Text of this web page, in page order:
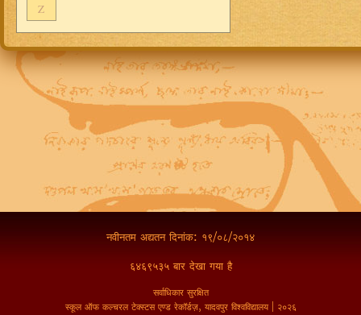
Z
नवीनतम अद्यतन दिनांक: १९/०८/२०१४
६४६९५३५ बार देखा गया है
सर्वाधिकार सुरक्षित
स्कूल ऑफ कल्चरल टेक्स्टस एण्ड रेकॉर्डज़, यादवपुर विश्वविद्यालय | २०२६